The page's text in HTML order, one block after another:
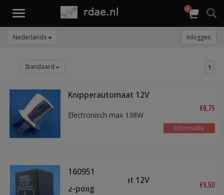
Toggle
0
Nederlands Inloggen
Standaard 1
Knipperautomaat 12V
2-polig rond
Electronisch max 138W
€8,75
Informatie
160951
knipperautomaat 12V
2-polig
€9,50